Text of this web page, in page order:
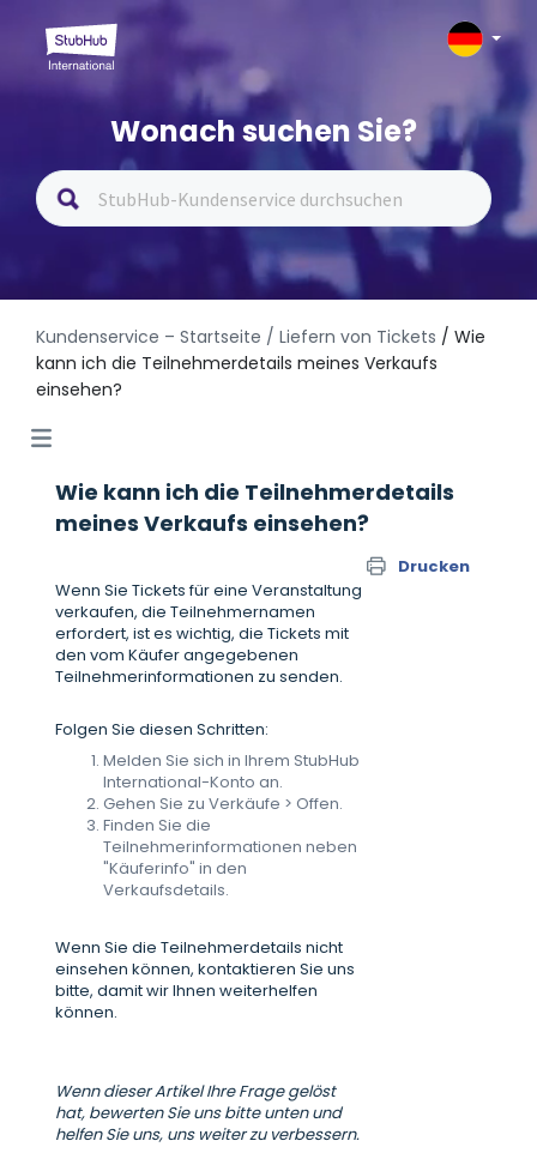
Wonach suchen Sie?
Kundenservice – Startseite / Liefern von Tickets / Wie
kann ich die Teilnehmerdetails meines Verkaufs
einsehen?
Wie kann ich die Teilnehmerdetails
meines Verkaufs einsehen?
Drucken
Wenn Sie Tickets für eine Veranstaltung
verkaufen, die Teilnehmernamen
erfordert, ist es wichtig, die Tickets mit
den vom Käufer angegebenen
Teilnehmerinformationen zu senden.
Folgen Sie diesen Schritten:
Melden Sie sich in Ihrem StubHub
International-Konto an.
Gehen Sie zu Verkäufe > Offen.
Finden Sie die
Teilnehmerinformationen neben
"Käuferinfo" in den
Verkaufsdetails.
Wenn Sie die Teilnehmerdetails nicht
einsehen können, kontaktieren Sie uns
bitte, damit wir Ihnen weiterhelfen
können.
Wenn dieser Artikel Ihre Frage gelöst
hat, bewerten Sie uns bitte unten und
helfen Sie uns, uns weiter zu verbessern.